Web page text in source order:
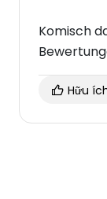
Komisch
Hữu